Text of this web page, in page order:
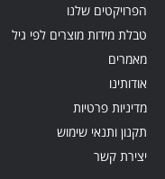
הפרויקטים שלנו
טבלת מידות מוצרים לפי גיל
מאמרים
אודותינו
מדיניות פרטיות
תקנון ותנאי שימוש
יצירת קשר